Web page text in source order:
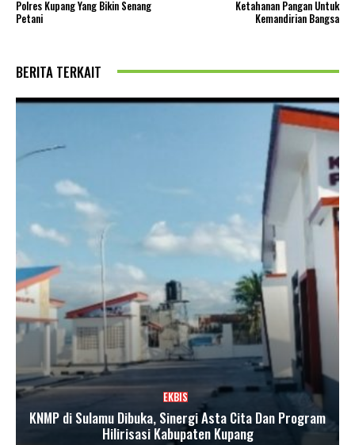
Polres Kupang Yang Bikin Senang
Petani
Ketahanan Pangan Untuk
Kemandirian Bangsa
BERITA TERKAIT
EKBIS
KNMP di Sulamu Dibuka, Sinergi Asta Cita Dan Program
Hilirisasi Kabupaten Kupang